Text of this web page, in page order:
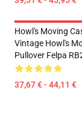
Howl's Moving
Vintage Howl's
Pullover Felpa
37,67 € - 44,11 €